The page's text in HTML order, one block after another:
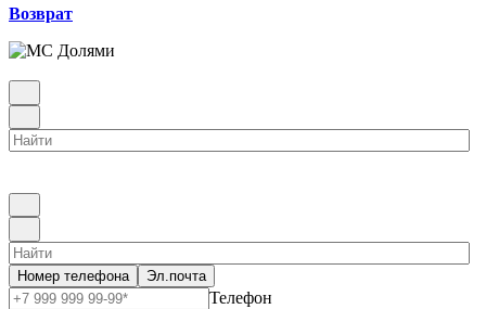
Возврат
Номер телефона Эл.почта
Телефон